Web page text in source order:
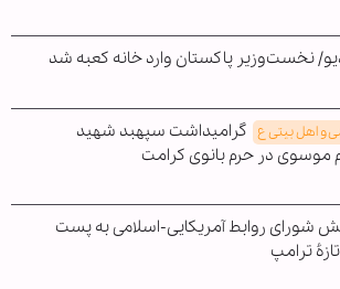
نخست‌وزیر پاکستان وارد خانه کعبه شد
و اهل بیتی ع گرامیداشت سپهبد شهید
موسوی در حرم بانوی کرامت
شورای روابط آمریکایی-اسلامی به پست
ترامپ